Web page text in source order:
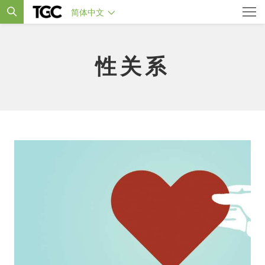
简体中文
性关系